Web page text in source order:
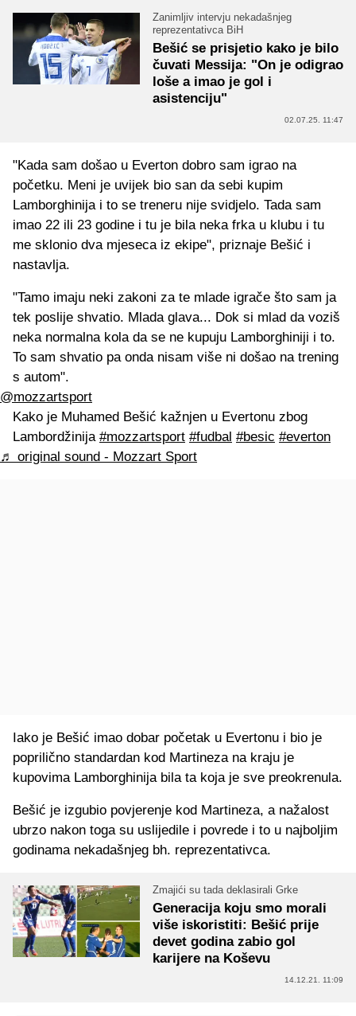
Zanimljiv intervju nekadašnjeg
reprezentativca BiH
Bešić se prisjetio kako je bilo
čuvati Messija: "On je odigrao
loše a imao je gol i
asistenciju"
02.07.25. 11:47
"Kada sam došao u Everton dobro sam igrao na
početku. Meni je uvijek bio san da sebi kupim
Lamborghinija i to se treneru nije svidjelo. Tada sam
imao 22 ili 23 godine i tu je bila neka frka u klubu i tu
me sklonio dva mjeseca iz ekipe", priznaje Bešić i
nastavlja.
"Tamo imaju neki zakoni za te mlade igrače što sam ja
tek poslije shvatio. Mlada glava... Dok si mlad da voziš
neka normalna kola da se ne kupuju Lamborghiniji i to.
To sam shvatio pa onda nisam više ni došao na trening
s autom".
@mozzartsport
Kako je Muhamed Bešić kažnjen u Evertonu zbog
Lambordžinija #mozzartsport #fudbal #besic #everton
♬ original sound - Mozzart Sport
Iako je Bešić imao dobar početak u Evertonu i bio je
poprilično standardan kod Martineza na kraju je
kupovima Lamborghinija bila ta koja je sve preokrenula.
Bešić je izgubio povjerenje kod Martineza, a nažalost
ubrzo nakon toga su uslijedile i povrede i to u najboljim
godinama nekadašnjeg bh. reprezentativca.
Zmajići su tada deklasirali Grke
Generacija koju smo morali
više iskoristiti: Bešić prije
devet godina zabio gol
karijere na Koševu
14.12.21. 11:09